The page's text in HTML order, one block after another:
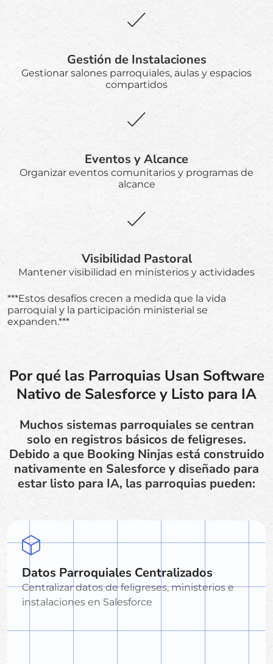
Gestión de Instalaciones
Gestionar salones parroquiales, aulas y espacios
compartidos
Eventos y Alcance
Organizar eventos comunitarios y programas de
alcance
Visibilidad Pastoral
Mantener visibilidad en ministerios y actividades
***Estos desafíos crecen a medida que la vida
parroquial y la participación ministerial se
expanden.***
Por qué las Parroquias Usan Software
Nativo de Salesforce y Listo para IA
Muchos sistemas parroquiales se centran
solo en registros básicos de feligreses.
Debido a que Booking Ninjas está construido
nativamente en Salesforce y diseñado para
estar listo para IA, las parroquias pueden:
Datos Parroquiales Centralizados
Centralizar datos de feligreses, ministerios e
instalaciones en Salesforce